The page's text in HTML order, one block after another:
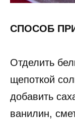
СПОСОБ
Отделить
щепоткой
добавить
ванилин,